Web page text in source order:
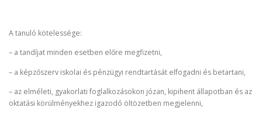
A tanuló kötelessége:
– a tandíjat minden esetben előre megfizetni,
– a képzőszerv iskolai és pénzügyi rendtartását elfogadni és betartani,
– az elméleti, gyakorlati foglalkozásokon józan, kipihent állapotban és az
oktatási körülményekhez igazodó öltözetben megjelenni,